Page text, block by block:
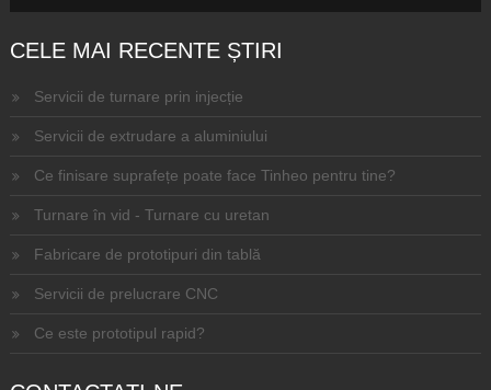
CELE MAI RECENTE ȘTIRI
Servicii de turnare prin injecție
Servicii de extrudare a aluminiului
Ce finisare suprafețe poate face Tinheo pentru tine?
Turnare în vid - Turnare cu uretan
Fabricare de prototipuri din tablă
Servicii de prelucrare CNC
Ce este prototipul rapid?